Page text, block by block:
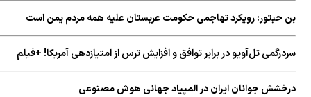
بن حبتور: رویکرد تهاجمی حکومت عربستان علیه همه مردم یمن است
سردرگمی تل‌آویو در برابر توافق و افزایش ترس از امتیازدهی آمریکا! +فیلم
درخشش جوانان ایران در المپیاد جهانی هوش مصنوعی